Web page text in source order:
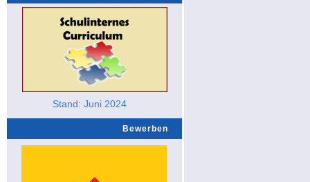
Stand: Juni 2024
Bewerben